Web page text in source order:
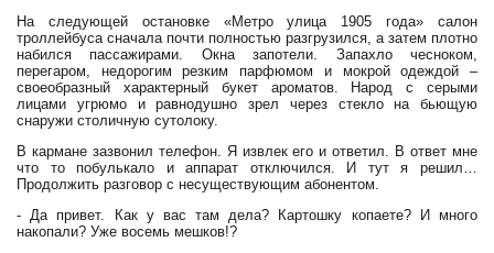
На следующей остановке «Метро улица 1905 года» салон
троллейбуса сначала почти полностью разгрузился, а затем плотно
набился пассажирами. Окна запотели. Запахло чесноком,
перегаром, недорогим резким парфюмом и мокрой одеждой –
своеобразный характерный букет ароматов. Народ с серыми
лицами угрюмо и равнодушно зрел через стекло на бьющую
снаружи столичную сутолоку.
В кармане зазвонил телефон. Я извлек его и ответил. В ответ мне
что то побулькало и аппарат отключился. И тут я решил…
Продолжить разговор с несуществующим абонентом.
- Да привет. Как у вас там дела? Картошку копаете? И много
накопали? Уже восемь мешков!?